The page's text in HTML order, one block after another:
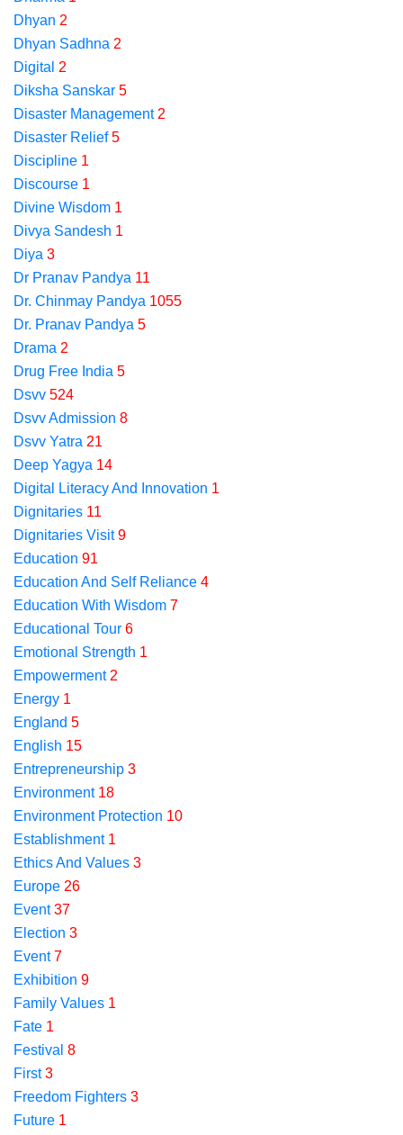
Dhyan 2
Dhyan Sadhna 2
Digital 2
Diksha Sanskar 5
Disaster Management 2
Disaster Relief 5
Discipline 1
Discourse 1
Divine Wisdom 1
Divya Sandesh 1
Diya 3
Dr Pranav Pandya 11
Dr. Chinmay Pandya 1055
Dr. Pranav Pandya 5
Drama 2
Drug Free India 5
Dsvv 524
Dsvv Admission 8
Dsvv Yatra 21
Deep Yagya 14
Digital Literacy And Innovation 1
Dignitaries 11
Dignitaries Visit 9
Education 91
Education And Self Reliance 4
Education With Wisdom 7
Educational Tour 6
Emotional Strength 1
Empowerment 2
Energy 1
England 5
English 15
Entrepreneurship 3
Environment 18
Environment Protection 10
Establishment 1
Ethics And Values 3
Europe 26
Event 37
Election 3
Event 7
Exhibition 9
Family Values 1
Fate 1
Festival 8
First 3
Freedom Fighters 3
Future 1